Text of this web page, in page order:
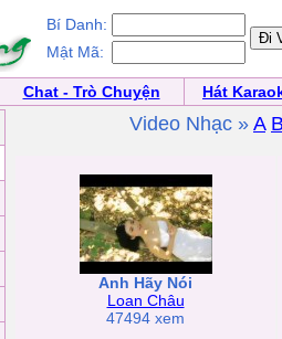
Bí Danh:
Mật Mã:
Chat - Trò Chuyện
Hát
Video Nhạc » A
Anh Hãy Nói
Loan Châu
47494 xem